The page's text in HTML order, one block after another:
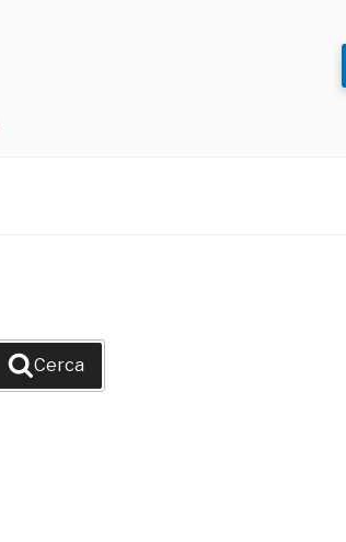
Cerca